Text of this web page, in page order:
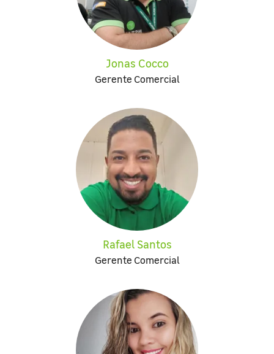
Jonas Cocco
Gerente Comercial
Rafael Santos
Gerente Comercial